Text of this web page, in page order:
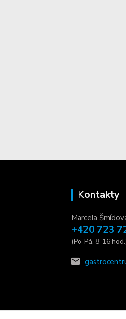
Kontakty
Marcela
+420 723
(Po-Pá, 8-16 hod.)